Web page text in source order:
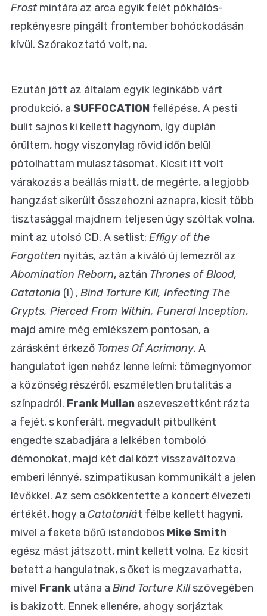
Frost mintára az arca egyik felét pókhálós-
repkényesre pingált frontember bohóckodásán
kívül. Szórakoztató volt, na.
Ezután jött az általam egyik leginkább várt
produkció, a SUFFOCATION fellépése. A pesti
bulit sajnos ki kellett hagynom, így duplán
örültem, hogy viszonylag rövid időn belül
pótolhattam mulasztásomat. Kicsit itt volt
várakozás a beállás miatt, de megérte, a legjobb
hangzást sikerült összehozni aznapra, kicsit több
tisztasággal majdnem teljesen úgy szóltak volna,
mint az utolsó CD. A setlist: Effigy of the
Forgotten nyitás, aztán a kiváló új lemezről az
Abomination Reborn, aztán Thrones of Blood,
Catatonia (!) ,Bind Torture Kill, Infecting The
Crypts, Pierced From Within, Funeral Inception,
majd amire még emlékszem pontosan, a
zárásként érkező Tomes Of Acrimony. A
hangulatot igen nehéz lenne leírni: tömegnyomor
a közönség részéről, eszméletlen brutalitás a
színpadról. Frank Mullan eszeveszettként rázta
a fejét, s konferált, megvadult pitbullként
engedte szabadjára a lelkében tomboló
démonokat, majd két dal közt visszaváltozva
emberi lénnyé, szimpatikusan kommunikált a jelen
lévőkkel. Az sem csökkentette a koncert élvezeti
értékét, hogy a Catatoniát félbe kellett hagyni,
mivel a fekete bőrű istendobos Mike Smith
egész mást játszott, mint kellett volna. Ez kicsit
betett a hangulatnak, s őket is megzavarhatta,
mivel Frank utána a Bind Torture Killszövegében
is bakizott. Ennek ellenére, ahogy sorjáztak